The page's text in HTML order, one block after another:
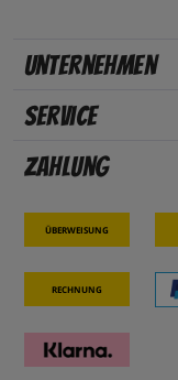
Unternehmen
Service
Zahlung
Überweisung
Rechnung